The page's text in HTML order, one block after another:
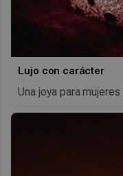
Lujo con carácter
Una joya para